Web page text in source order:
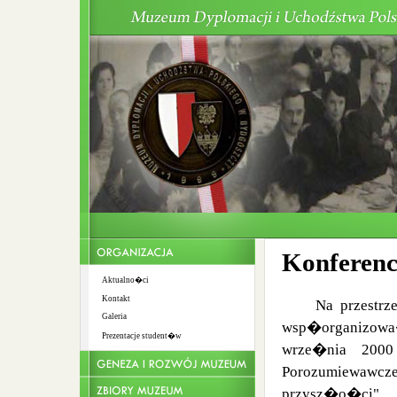
Aktualno�ci
Kontakt
Galeria
Prezentacje student�w
Wst�p
Na
wrze�nia
przysz�o�ci".